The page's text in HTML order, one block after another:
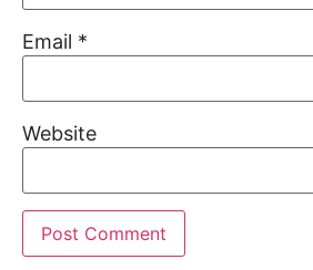
Email *
Website